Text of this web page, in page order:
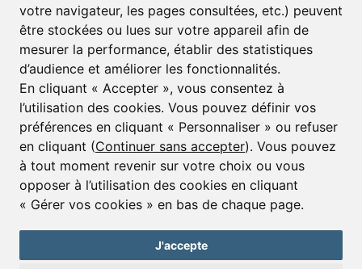
votre navigateur, les pages consultées, etc.) peuvent
être stockées ou lues sur votre appareil afin de
mesurer la performance, établir des statistiques
d’audience et améliorer les fonctionnalités.
En cliquant « Accepter », vous consentez à
l’utilisation des cookies. Vous pouvez définir vos
préférences en cliquant « Personnaliser » ou refuser
en cliquant (Continuer sans accepter). Vous pouvez
à tout moment revenir sur votre choix ou vous
opposer à l’utilisation des cookies en cliquant
« Gérer vos cookies » en bas de chaque page.
J'accepte
E-mail*
J’accepte de recevoir alertes et lettres d’informations
S'inscrire
© Copyright 2025 Leggett Immobilier -mentions légales
Transactions sur Immeubles et Fonds de Commerce S.A.R.L au Capital
208 délivrée par la CCI de la Dordogne. Adhérent N° 23 420 G à la Caisse